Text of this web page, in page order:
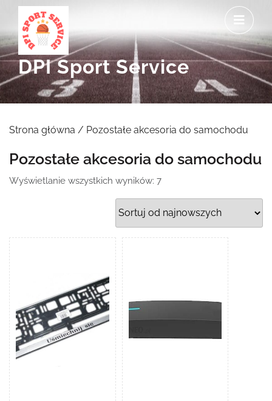
content
DPI Sport Service
Strona główna / Pozostałe akcesoria do samochodu
Pozostałe akcesoria do samochodu
Wyświetlanie wszystkich wyników: 7Posortowane
według
najnowszych